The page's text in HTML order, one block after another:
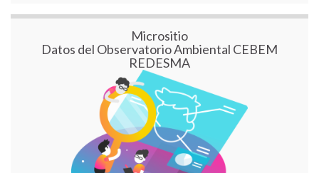
Micrositio
Datos del Observatorio Ambiental CEBEM
REDESMA